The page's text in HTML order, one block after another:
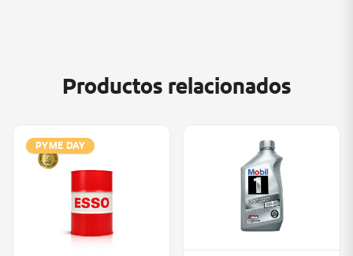
Productos relacionados
PYME DAY